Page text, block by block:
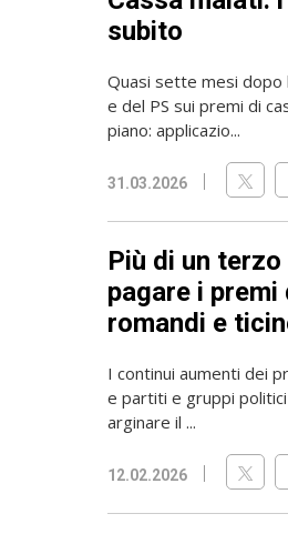
subito
Quasi sette mesi dopo
e del PS sui premi di
piano: applicazio...
31.03.2026
Più di un
pagare i
romandi e
I continui aumenti dei
e partiti e gruppi
arginare il ...
12.02.2026